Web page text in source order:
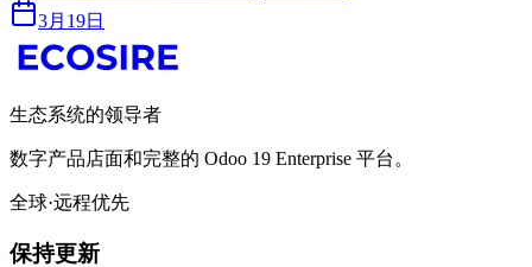
3月19日
生态系统的领导者
数字产品店面和完整的 Odoo 19 Enterprise 平台。
全球·远程优先
保持更新